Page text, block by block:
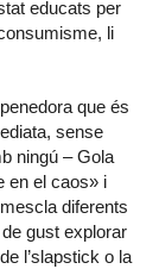
educats per
li
que és
sense
ningú – Gola
en el caos» i
diferents
gust explorar
l’slapstick o la